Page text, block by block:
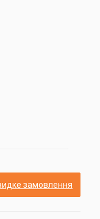
замовлення